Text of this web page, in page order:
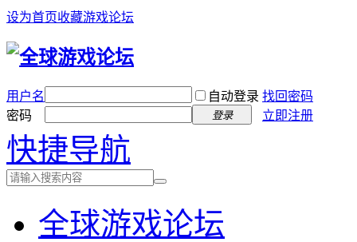
设为首页收藏游戏论坛
用户名 自动登录 找回密码
密码
登录 立即注册
快捷导航
全球游戏论坛